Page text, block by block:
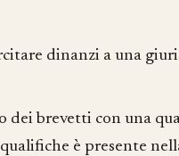
dinanzi a una
dei brevetti con una
è presente